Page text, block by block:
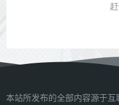
本站所发布的全部内容源于